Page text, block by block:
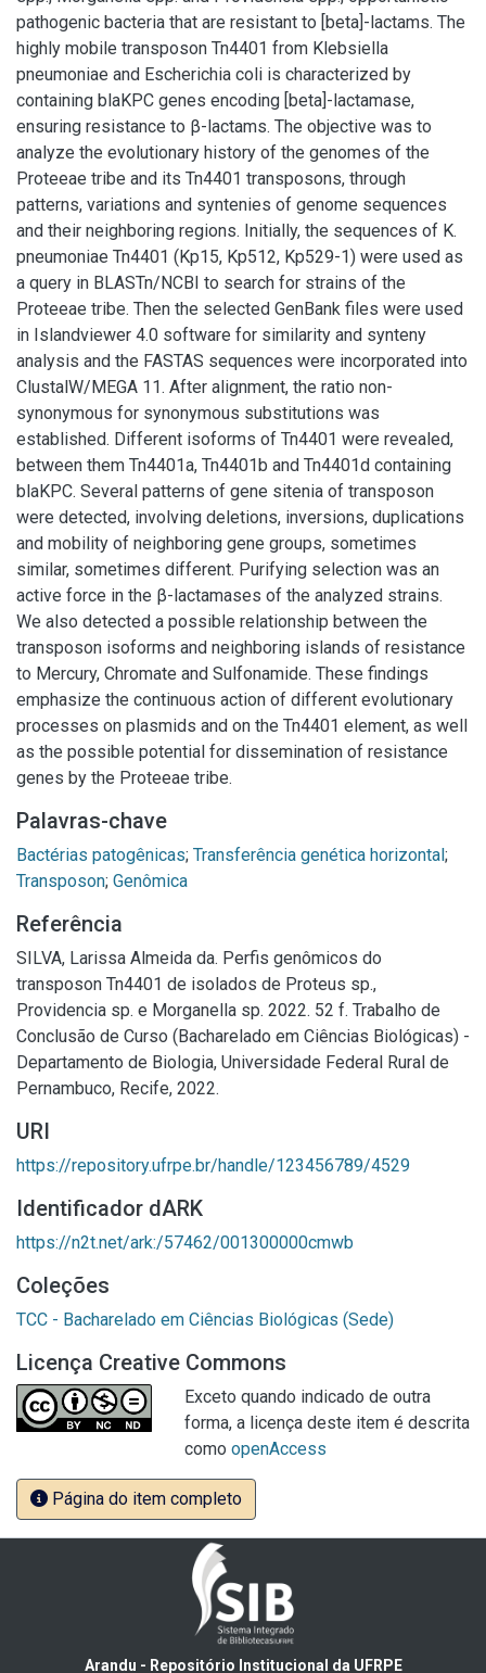
pathogenic bacteria that are resistant to [beta]-lactams. The
highly mobile transposon Tn4401 from Klebsiella
pneumoniae and Escherichia coli is characterized by
containing blaKPC genes encoding [beta]-lactamase,
ensuring resistance to β-lactams. The objective was to
analyze the evolutionary history of the genomes of the
Proteeae tribe and its Tn4401 transposons, through
patterns, variations and syntenies of genome sequences
and their neighboring regions. Initially, the sequences of K.
pneumoniae Tn4401 (Kp15, Kp512, Kp529-1) were used as
a query in BLASTn/NCBI to search for strains of the
Proteeae tribe. Then the selected GenBank files were used
in Islandviewer 4.0 software for similarity and synteny
analysis and the FASTAS sequences were incorporated into
ClustalW/MEGA 11. After alignment, the ratio non-
synonymous for synonymous substitutions was
established. Different isoforms of Tn4401 were revealed,
between them Tn4401a, Tn4401b and Tn4401d containing
blaKPC. Several patterns of gene sitenia of transposon
were detected, involving deletions, inversions, duplications
and mobility of neighboring gene groups, sometimes
similar, sometimes different. Purifying selection was an
active force in the β-lactamases of the analyzed strains.
We also detected a possible relationship between the
transposon isoforms and neighboring islands of resistance
to Mercury, Chromate and Sulfonamide. These findings
emphasize the continuous action of different evolutionary
processes on plasmids and on the Tn4401 element, as well
as the possible potential for dissemination of resistance
genes by the Proteeae tribe.
Palavras-chave
Bactérias patogênicas; Transferência genética horizontal;
Transposon; Genômica
Referência
SILVA, Larissa Almeida da. Perfis genômicos do
transposon Tn4401 de isolados de Proteus sp.,
Providencia sp. e Morganella sp. 2022. 52 f. Trabalho de
Conclusão de Curso (Bacharelado em Ciências Biológicas) -
Departamento de Biologia, Universidade Federal Rural de
Pernambuco, Recife, 2022.
URI
https://repository.ufrpe.br/handle/123456789/4529
Identificador dARK
https://n2t.net/ark:/57462/001300000cmwb
Coleções
TCC - Bacharelado em Ciências Biológicas (Sede)
Licença Creative Commons
Exceto quando indicado de outra
forma, a licença deste item é descrita
como openAccess
Página do item completo
Arandu - Repositório Institucional da UFRPE